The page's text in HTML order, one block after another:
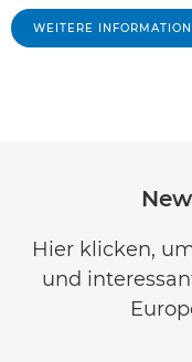
WEITERE
Hier klicken,
und